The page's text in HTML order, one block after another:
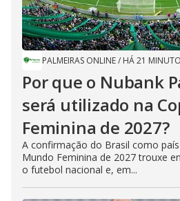
PALMEIRAS ONLINE/ HÁ 21
Por que o Nubank
será utilizado na
Feminina de 2027?
A confirmação do Brasil como
Mundo Feminina de 2027 trouxe
o futebol nacional e, em...